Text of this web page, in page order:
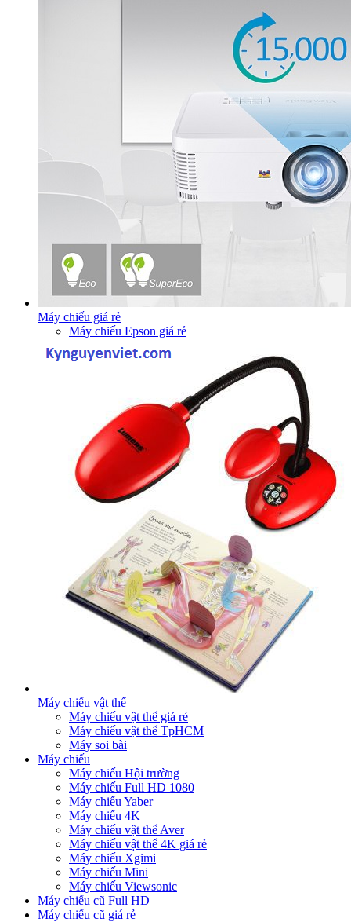
Máy chiếu giá rẻ
Máy chiếu Epson giá rẻ
Máy chiếu vật thể
Máy chiếu vật thể giá rẻ
Máy chiếu vật thể TpHCM
Máy soi bài
Máy chiếu
Máy chiếu Hội trường
Máy chiếu Full HD 1080
Máy chiếu Yaber
Máy chiếu 4K
Máy chiếu vật thể Aver
Máy chiếu vật thể 4K giá rẻ
Máy chiếu Xgimi
Máy chiếu Mini
Máy chiếu Viewsonic
Máy chiếu cũ Full HD
Máy chiếu cũ giá rẻ